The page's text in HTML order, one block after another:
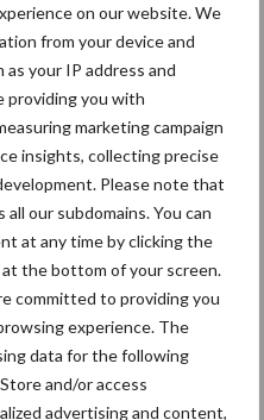
on our website. We
from your device and
your IP address and
providing you with
marketing campaign
insights, collecting precise
Please note that
our subdomains. You can
at any time by clicking the
the bottom of your screen.
committed to providing you
experience. The
data for the following
and/or access
advertising and content,
percentage rond de 50
voor alle gewassen het
CBS-enquêtes. Zo is voor de
Men gebruikt
in de enquêtes is opgenomen.
gebruik
door